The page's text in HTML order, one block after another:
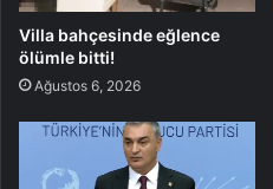
Villa bahçesinde eğlence
ölümle bitti!
Ağustos 6, 2026